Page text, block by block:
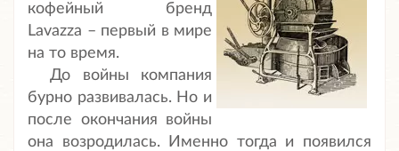
кофейный бренд
Lavazza – первый в мире
на то время.
До войны компания
бурно развивалась. Но и
после окончания войны
она возродилась. Именно тогда и появился